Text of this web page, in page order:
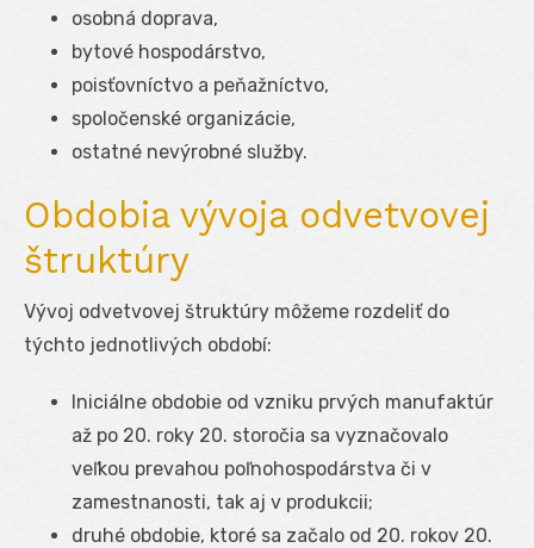
osobná doprava,
bytové hospodárstvo,
poisťovníctvo a peňažníctvo,
spoločenské organizácie,
ostatné nevýrobné služby.
Obdobia vývoja odvetvovej
štruktúry
Vývoj odvetvovej štruktúry môžeme rozdeliť do
týchto jednotlivých období:
Iniciálne obdobie od vzniku prvých manufaktúr
až po 20. roky 20. storočia sa vyznačovalo
veľkou prevahou poľnohospodárstva či v
zamestnanosti, tak aj v produkcii;
druhé obdobie, ktoré sa začalo od 20. rokov 20.